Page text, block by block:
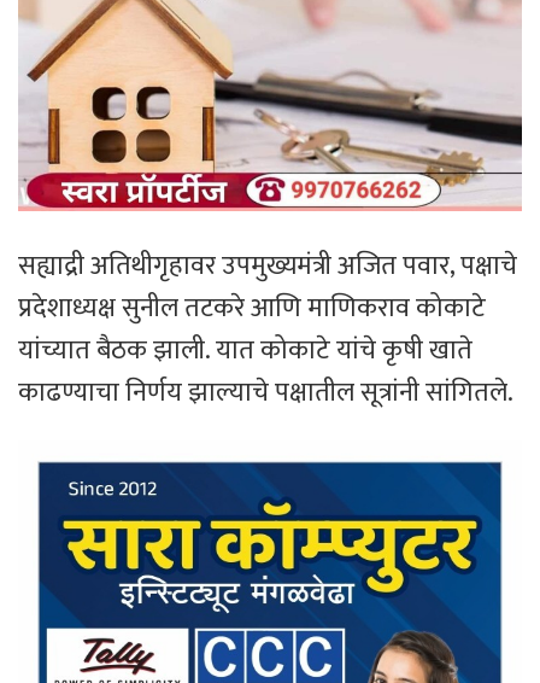
सह्याद्री अतिथीगृहावर उपमुख्यमंत्री अजित पवार, पक्षाचे
प्रदेशाध्यक्ष सुनील तटकरे आणि माणिकराव कोकाटे
यांच्यात बैठक झाली. यात कोकाटे यांचे कृषी खाते
काढण्याचा निर्णय झाल्याचे पक्षातील सूत्रांनी सांगितले.